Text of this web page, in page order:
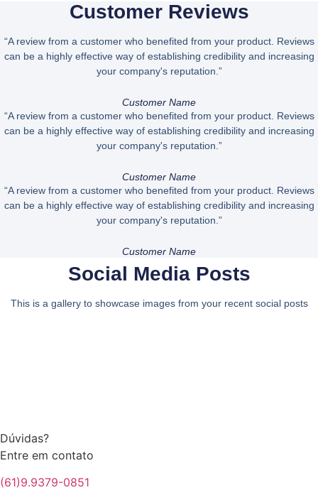
Customer Reviews
“A review from a customer who benefited from your product. Reviews
can be a highly effective way of establishing credibility and increasing
your company's reputation.”
Customer Name
“A review from a customer who benefited from your product. Reviews
can be a highly effective way of establishing credibility and increasing
your company's reputation.”
Customer Name
“A review from a customer who benefited from your product. Reviews
can be a highly effective way of establishing credibility and increasing
your company's reputation.”
Customer Name
Social Media Posts
This is a gallery to showcase images from your recent social posts
Dúvidas?
Entre em contato
(61)9.9379-0851